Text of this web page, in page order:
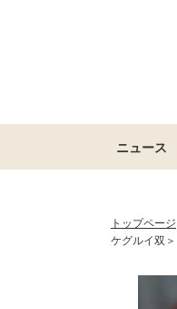
ニュース
トップページ
ケグルイ双＞